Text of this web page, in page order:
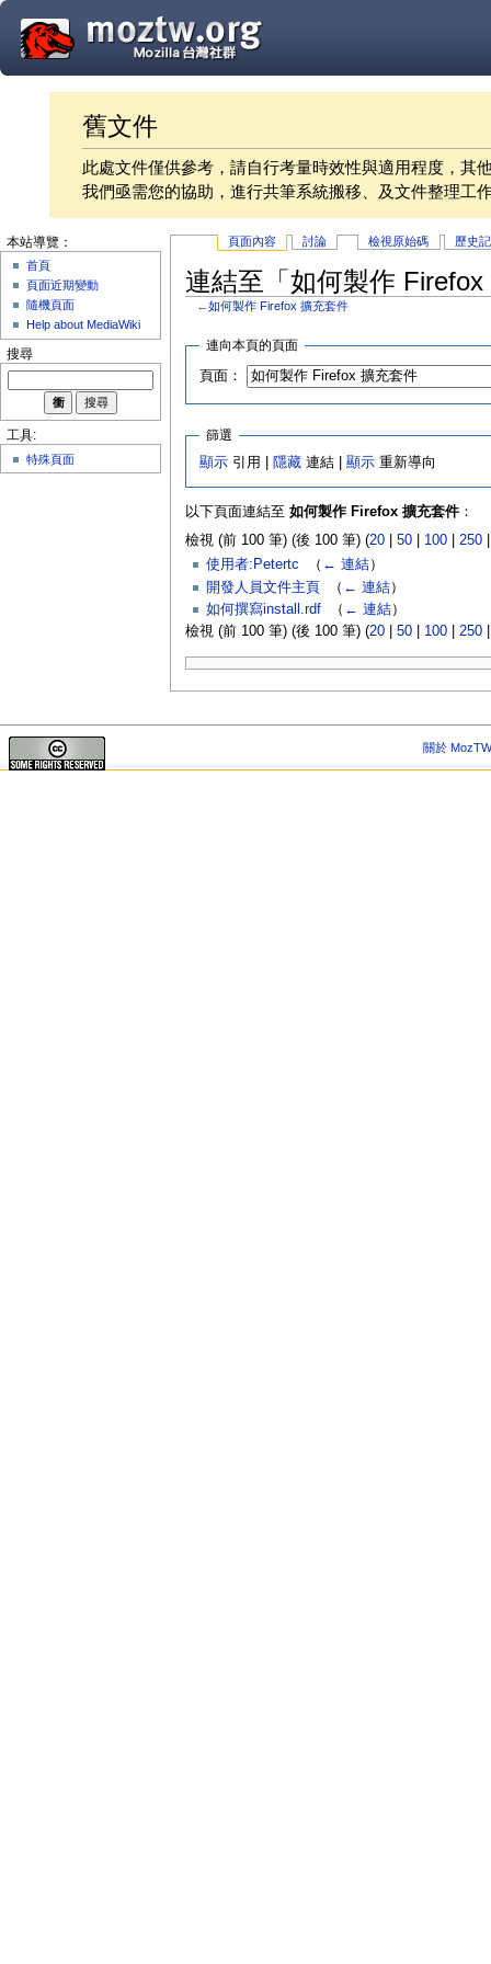
舊文件
此處文件僅供參考，請自行考量時效性與適用程度，其
我們亟需您的協助，進行共筆系統搬移、及文件整理工
頁面內容 討論 檢視原始碼 歷史
連結至「如何製作
←如何製作 Firefox 擴充套件
連向本頁的頁面
頁面：
篩選
顯示 引用 | 隱藏 連結 |顯示 重新導向
以下頁面連結至 如何製作 Firefox 擴充套件：
檢視 (前 100 筆) (後 100 筆) (20| 50| 100| 250
使用者:Petertc
（ ← 連結）
開發人員文件主頁‎ （ ← 連結）
如何撰寫install.rdf‎ （ ← 連結）
檢視 (前 100 筆) (後 100 筆) (20| 50| 100| 250
本站導覽：
首頁
頁面近期變動
隨機頁面
Help about MediaWiki
搜尋
工具:
特殊頁面
關於